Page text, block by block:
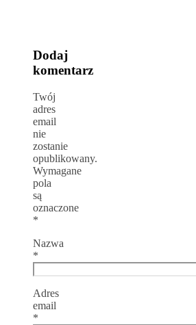
Dodaj
komentarz
Twój
adres
email
nie
zostanie
opublikowany.
Wymagane
pola
są
oznaczone
*
Nazwa
*
Adres
email
*